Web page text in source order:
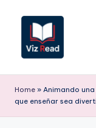
contenido
iz
R
Home » Animando
que enseñar sea